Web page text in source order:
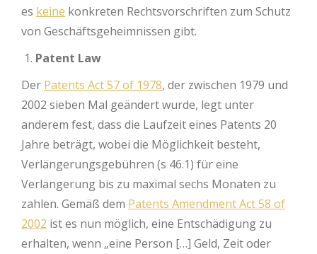
es keine konkreten Rechtsvorschriften zum Schutz
von Geschäftsgeheimnissen gibt.
Patent Law
Der Patents Act 57 of 1978, der zwischen 1979 und
2002 sieben Mal geändert wurde, legt unter
anderem fest, dass die Laufzeit eines Patents 20
Jahre beträgt, wobei die Möglichkeit besteht,
Verlängerungsgebühren (s 46.1) für eine
Verlängerung bis zu maximal sechs Monaten zu
zahlen. Gemäß dem Patents Amendment Act 58 of
2002 ist es nun möglich, eine Entschädigung zu
erhalten, wenn „eine Person […] Geld, Zeit oder